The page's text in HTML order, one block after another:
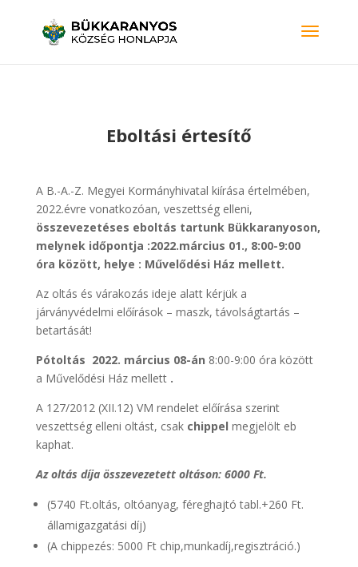
Eboltási értesítő
A B.-A.-Z. Megyei Kormányhivatal kiírása értelmében,
2022.évre vonatkozóan, veszettség elleni,
összevezetéses eboltás tartunk Bükkaranyoson,
melynek időpontja :2022.március 01., 8:00-9:00
óra között, helye : Művelődési Ház mellett.
Az oltás és várakozás ideje alatt kérjük a
járványvédelmi előírások – maszk, távolságtartás –
betartását!
Pótoltás 2022. március 08-án 8:00-9:00 óra között
a Művelődési Ház mellett.
A 127/2012 (XII.12) VM rendelet előírása szerint
veszettség elleni oltást, csak chippel megjelölt eb
kaphat.
Az oltás díja összevezetett oltáson: 6000 Ft.
(5740 Ft.oltás, oltóanyag, féreghajtó tabl.+260 Ft.
államigazgatási díj)
(A chippezés: 5000 Ft chip,munkadíj,regisztráció.)